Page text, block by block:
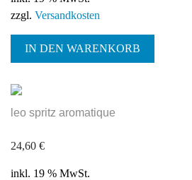
zzgl. Versandkosten
IN DEN WARENKORB
leo spritz aromatique
24,60 €
inkl. 19 % MwSt.